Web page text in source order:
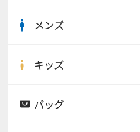
サンダル
メンズ
サンダル
キッズ
バッグ